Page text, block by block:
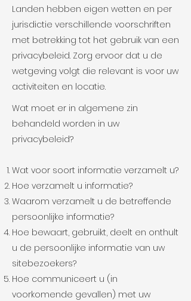
Landen hebben eigen wetten en per
jurisdictie verschillende voorschriften
met betrekking tot het gebruik van een
privacybeleid. Zorg ervoor dat u de
wetgeving volgt die relevant is voor uw
activiteiten en locatie.
Wat moet er in algemene zin
behandeld worden in uw
privacybeleid?
Wat voor soort informatie verzamelt u?
Hoe verzamelt u informatie?
Waarom verzamelt u de betreffende
persoonlijke informatie?
Hoe bewaart, gebruikt, deelt en onthult
u de persoonlijke informatie van uw
sitebezoekers?
Hoe communiceert u (in
voorkomende gevallen) met uw